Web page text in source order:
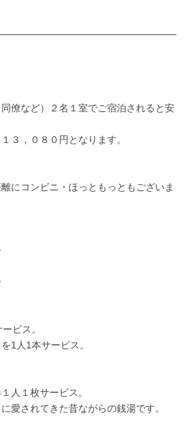
僚など）２名１室でご宿泊されると安
３，０８０円となります。
にコンビニ・ほっともっともございま
ビス。
1人1本サービス。
人１枚サービス。
愛されてきた昔ながらの銭湯です。